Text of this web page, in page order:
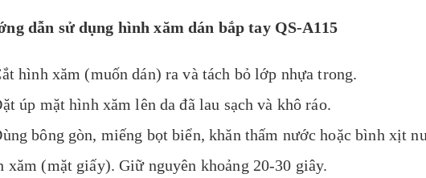
dẫn sử dụng hình xăm dán bắp tay QS-A115
hình xăm (muốn dán) ra và tách bỏ lớp nhựa trong.
úp mặt hình xăm lên da đã lau sạch và khô ráo.
bông gòn, miếng bọt biển, khăn thấm nước hoặc bình xịt
xăm (mặt giấy). Giữ nguyên khoảng 20-30 giây.